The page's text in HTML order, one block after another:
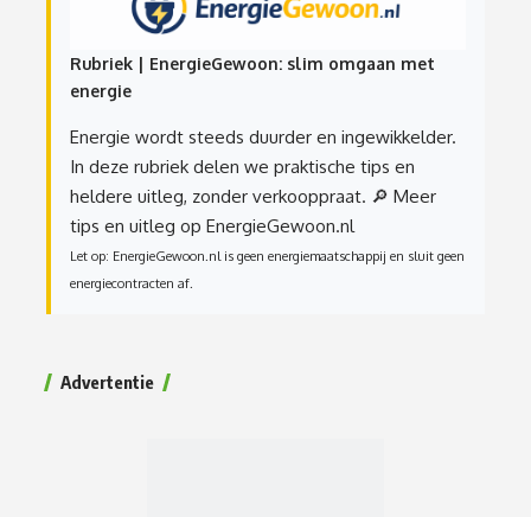
Rubriek | EnergieGewoon: slim omgaan met
energie
Energie wordt steeds duurder en ingewikkelder.
In deze rubriek delen we praktische tips en
heldere uitleg, zonder verkooppraat. 🔎 Meer
tips en uitleg op EnergieGewoon.nl
Let op: EnergieGewoon.nl is geen energiemaatschappij en sluit geen
energiecontracten af.
Advertentie